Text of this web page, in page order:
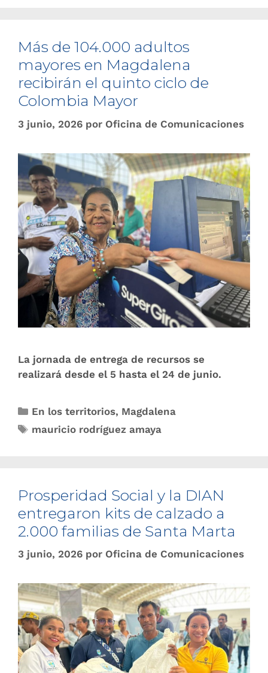
Más de 104.000 adultos
mayores en Magdalena
recibirán el quinto ciclo de
Colombia Mayor
3 junio, 2026 por Oficina de Comunicaciones
La jornada de entrega de recursos se
realizará desde el 5 hasta el 24 de junio.
En los territorios, Magdalena
mauricio rodríguez amaya
Prosperidad Social y la DIAN
entregaron kits de calzado a
2.000 familias de Santa Marta
3 junio, 2026 por Oficina de Comunicaciones